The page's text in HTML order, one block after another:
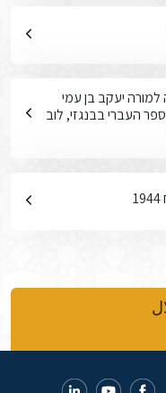
יעקב בן עמי
העברי בבנגזי, לוב